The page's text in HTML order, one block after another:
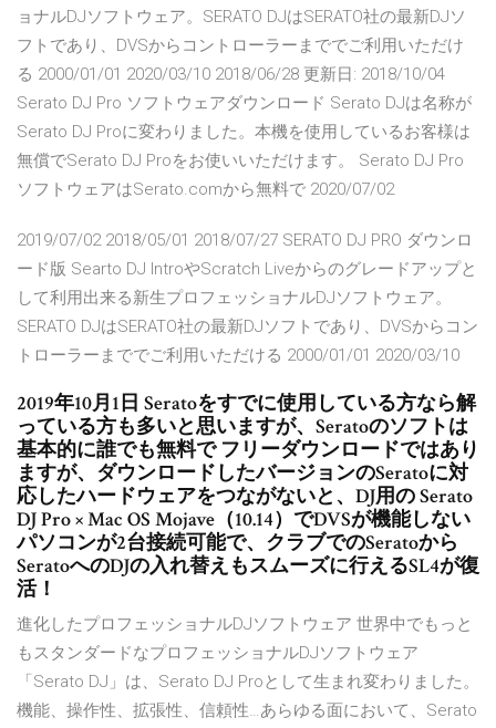
ョナルDJソフトウェア。SERATO DJはSERATO社の最新DJソ
フトであり、DVSからコントローラーまででご利用いただけ
る 2000/01/01 2020/03/10 2018/06/28 更新日: 2018/10/04
Serato DJ Pro ソフトウェアダウンロード Serato DJは名称が
Serato DJ Proに変わりました。本機を使用しているお客様は
無償でSerato DJ Proをお使いいただけます。 Serato DJ Pro
ソフトウェアはSerato.comから無料で 2020/07/02
2019/07/02 2018/05/01 2018/07/27 SERATO DJ PRO ダウンロ
ード版 Searto DJ IntroやScratch Liveからのグレードアップと
して利用出来る新生プロフェッショナルDJソフトウェア。
SERATO DJはSERATO社の最新DJソフトであり、DVSからコン
トローラーまででご利用いただける 2000/01/01 2020/03/10
2019年10月1日 Seratoをすでに使用している方なら解
っている方も多いと思いますが、Seratoのソフトは
基本的に誰でも無料で フリーダウンロードではあり
ますが、ダウンロードしたバージョンのSeratoに対
応したハードウェアをつながないと、DJ用の Serato
DJ Pro × Mac OS Mojave（10.14）でDVSが機能しない
パソコンが2台接続可能で、クラブでのSeratoから
SeratoへのDJの入れ替えもスムーズに行えるSL4が復
活！
進化したプロフェッショナルDJソフトウェア 世界中でもっと
もスタンダードなプロフェッショナルDJソフトウェア
「Serato DJ」は、Serato DJ Proとして生まれ変わりました。
機能、操作性、拡張性、信頼性…あらゆる面において、Serato